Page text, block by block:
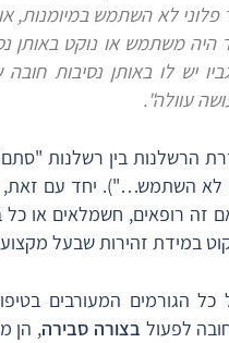
לא השתמש במיומנות,
היה משתמש או נוקט באותן
יש לו באותן נסיבות חובה
עוולה".
הרשלנות בין רשלנות
לא השתמש…"). יחד עם
אם זה רופאים, חשמלאים או
במידת זהירות שבעל מקצוע
הגורמים המעורבים
לפעול בצורה סבירה, הן